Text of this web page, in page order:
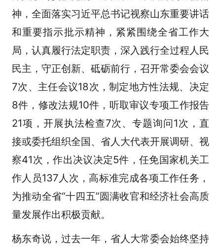
神，全面落实习近平总书记视察山东重要讲话
和重要指示批示精神，紧紧围绕全省工作大
局，认真履行法定职责，深入践行全过程人民
民主，守正创新、砥砺前行，召开常委会会议
7次、主任会议18次，制定地方性法规、决定
8件，修改法规10件，听取审议专项工作报告
21项，开展执法检查7次、专题询问1次，直
接或委托组织全国、省人大代表开展调研、视
察41次，作出决议决定5件，任免国家机关工
作人员137人次，高标准完成各项工作任务，
为推动全省“十四五”圆满收官和经济社会高质
量发展作出积极贡献。
杨东奇说，过去一年，省人大常委会始终坚持